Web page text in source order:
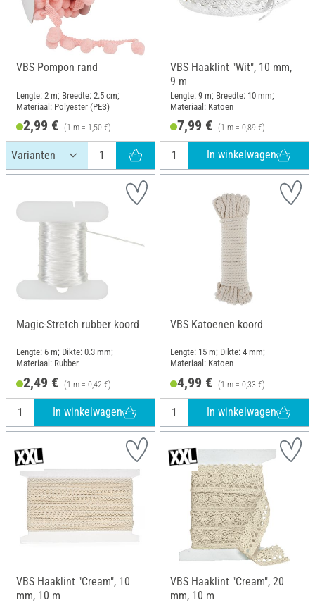
VBS Pompon rand
Lengte: 2 m; Breedte: 2.5 cm;
Materiaal: Polyester (PES)
2,99 € (1 m = 1,50 €)
VBS Haaklint "Wit", 10 mm,
9 m
Lengte: 9 m; Breedte: 10 mm;
Materiaal: Katoen
7,99 € (1 m = 0,89 €)
In winkelwagen
Magic-Stretch rubber koord
Lengte: 6 m; Dikte: 0.3 mm;
Materiaal: Rubber
2,49 € (1 m = 0,42 €)
In winkelwagen
VBS Katoenen koord
Lengte: 15 m; Dikte: 4 mm;
Materiaal: Katoen
4,99 € (1 m = 0,33 €)
In winkelwagen
VBS Haaklint "Cream", 10
mm, 10 m
VBS Haaklint "Cream", 20
mm, 10 m